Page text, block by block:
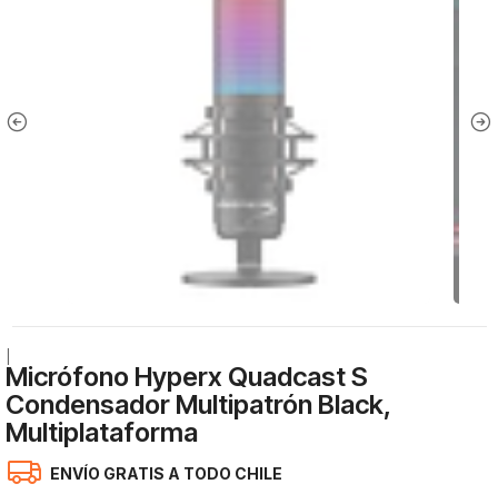
Micrófono Hyperx Quadcast S
Condensador Multipatrón Black,
Multiplataforma
ENVÍO GRATIS A TODO CHILE